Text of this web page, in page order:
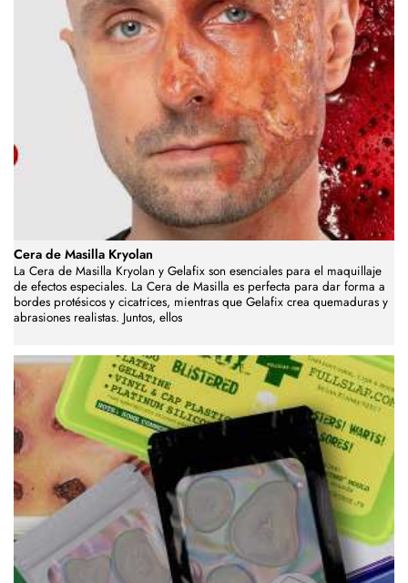
Cera de Masilla Kryolan
La Cera de Masilla Kryolan y Gelafix son esenciales para el maquillaje
de efectos especiales. La Cera de Masilla es perfecta para dar forma a
bordes protésicos y cicatrices, mientras que Gelafix crea quemaduras y
abrasiones realistas. Juntos, ellos